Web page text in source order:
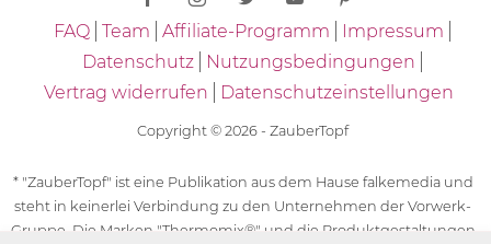
FAQ Team Affiliate-Programm
Impressum
Datenschutz
Nutzungsbedingungen
Vertrag widerrufen
Datenschutzeinstellungen
Copyright © 2026 - ZauberTopf
* "ZauberTopf" ist eine Publikation aus dem Hause falkemedia und
steht in keinerlei Verbindung zu den Unternehmen der Vorwerk-
Gruppe. Die Marken "Thermomix®" und die Produktgestaltungen